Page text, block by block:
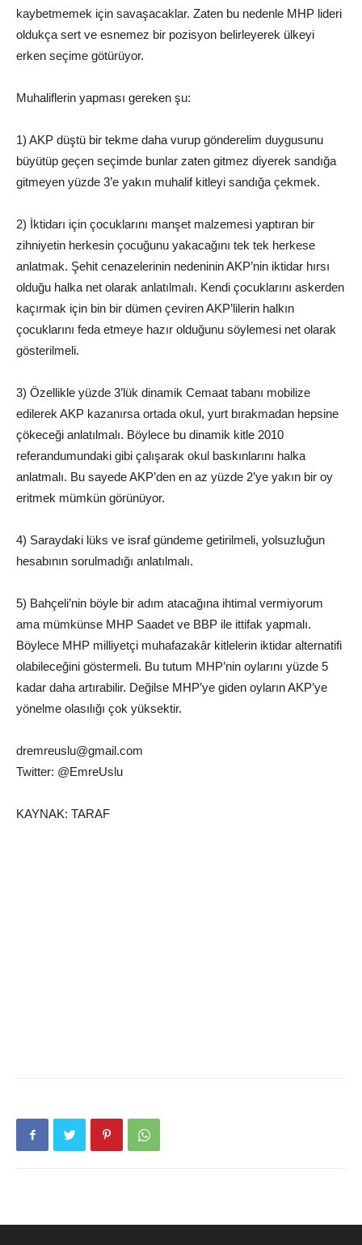
kaybetmemek için savaşacaklar. Zaten bu nedenle MHP lideri
oldukça sert ve esnemez bir pozisyon belirleyerek ülkeyi
erken seçime götürüyor.
Muhaliflerin yapması gereken şu:
1) AKP düştü bir tekme daha vurup gönderelim duygusunu
büyütüp geçen seçimde bunlar zaten gitmez diyerek sandığa
gitmeyen yüzde 3’e yakın muhalif kitleyi sandığa çekmek.
2) İktidarı için çocuklarını manşet malzemesi yaptıran bir
zihniyetin herkesin çocuğunu yakacağını tek tek herkese
anlatmak. Şehit cenazelerinin nedeninin AKP’nin iktidar hırsı
olduğu halka net olarak anlatılmalı. Kendi çocuklarını askerden
kaçırmak için bin bir dümen çeviren AKP’lilerin halkın
çocuklarını feda etmeye hazır olduğunu söylemesi net olarak
gösterilmeli.
3) Özellikle yüzde 3’lük dinamik Cemaat tabanı mobilize
edilerek AKP kazanırsa ortada okul, yurt bırakmadan hepsine
çökeceği anlatılmalı. Böylece bu dinamik kitle 2010
referandumundaki gibi çalışarak okul baskınlarını halka
anlatmalı. Bu sayede AKP’den en az yüzde 2’ye yakın bir oy
eritmek mümkün görünüyor.
4) Saraydaki lüks ve israf gündeme getirilmeli, yolsuzluğun
hesabının sorulmadığı anlatılmalı.
5) Bahçeli’nin böyle bir adım atacağına ihtimal vermiyorum
ama mümkünse MHP Saadet ve BBP ile ittifak yapmalı.
Böylece MHP milliyetçi muhafazakâr kitlelerin iktidar alternatifi
olabileceğini göstermeli. Bu tutum MHP’nin oylarını yüzde 5
kadar daha artırabilir. Değilse MHP’ye giden oyların AKP’ye
yönelme olasılığı çok yüksektir.
dremreuslu@gmail.com
Twitter: @EmreUslu
KAYNAK: TARAF